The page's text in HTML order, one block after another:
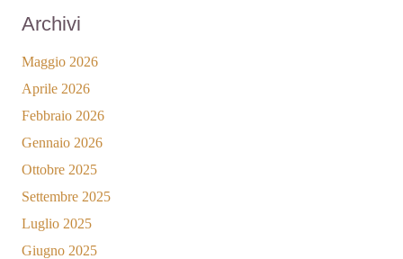
Archivi
Maggio 2026
Aprile 2026
Febbraio 2026
Gennaio 2026
Ottobre 2025
Settembre 2025
Luglio 2025
Giugno 2025